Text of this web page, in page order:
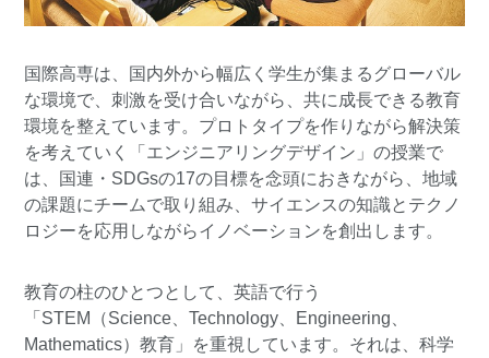
国際高専は、国内外から幅広く学生が集まるグローバル
な環境で、刺激を受け合いながら、共に成長できる教育
環境を整えています。プロトタイプを作りながら解決策
を考えていく「エンジニアリングデザイン」の授業で
は、国連・SDGsの17の目標を念頭におきながら、地域
の課題にチームで取り組み、サイエンスの知識とテクノ
ロジーを応用しながらイノベーションを創出します。
教育の柱のひとつとして、英語で行う
「STEM（Science、Technology、Engineering、
Mathematics）教育」を重視しています。それは、科学